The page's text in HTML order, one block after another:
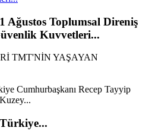
Ağustos Toplumsal Direniş
Kuvvetleri...
TMT'NİN YAŞAYAN